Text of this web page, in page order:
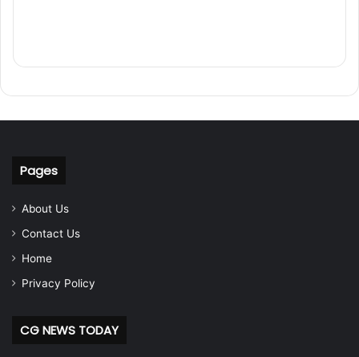
Pages
About Us
Contact Us
Home
Privacy Policy
CG NEWS TODAY